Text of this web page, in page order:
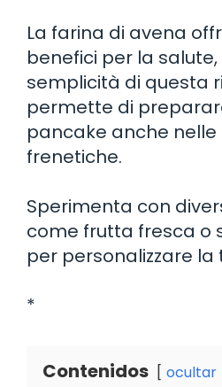
La farina di avena
benefici per la
semplicità di questa
permette di
pancake anche
frenetiche.
Sperimenta con
come frutta fresca o
per personalizzare la
*
Contenidos ocultar